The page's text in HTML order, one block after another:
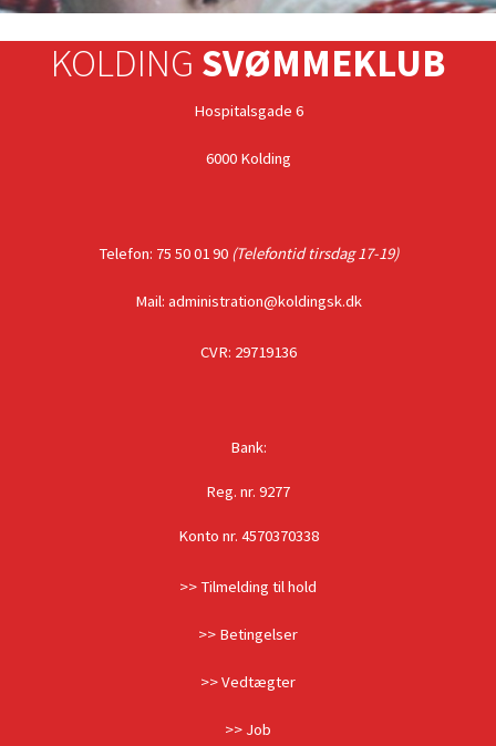
KOLDING SVØMMEKLUB
Hospitalsgade 6
6000 Kolding
Telefon: 75 50 01 90 (Telefontid tirsdag 17-19)
Mail: administration@koldingsk.dk
CVR: 29719136
Bank:
Reg. nr. 9277
Konto nr. 4570370338
>> Tilmelding til hold
>> Betingelser
>> Vedtægter
>> Job